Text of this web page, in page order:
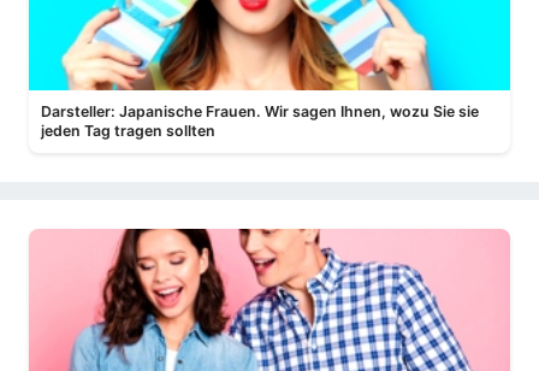
Darsteller: Japanische Frauen. Wir sagen Ihnen, wozu Sie sie
jeden Tag tragen sollten